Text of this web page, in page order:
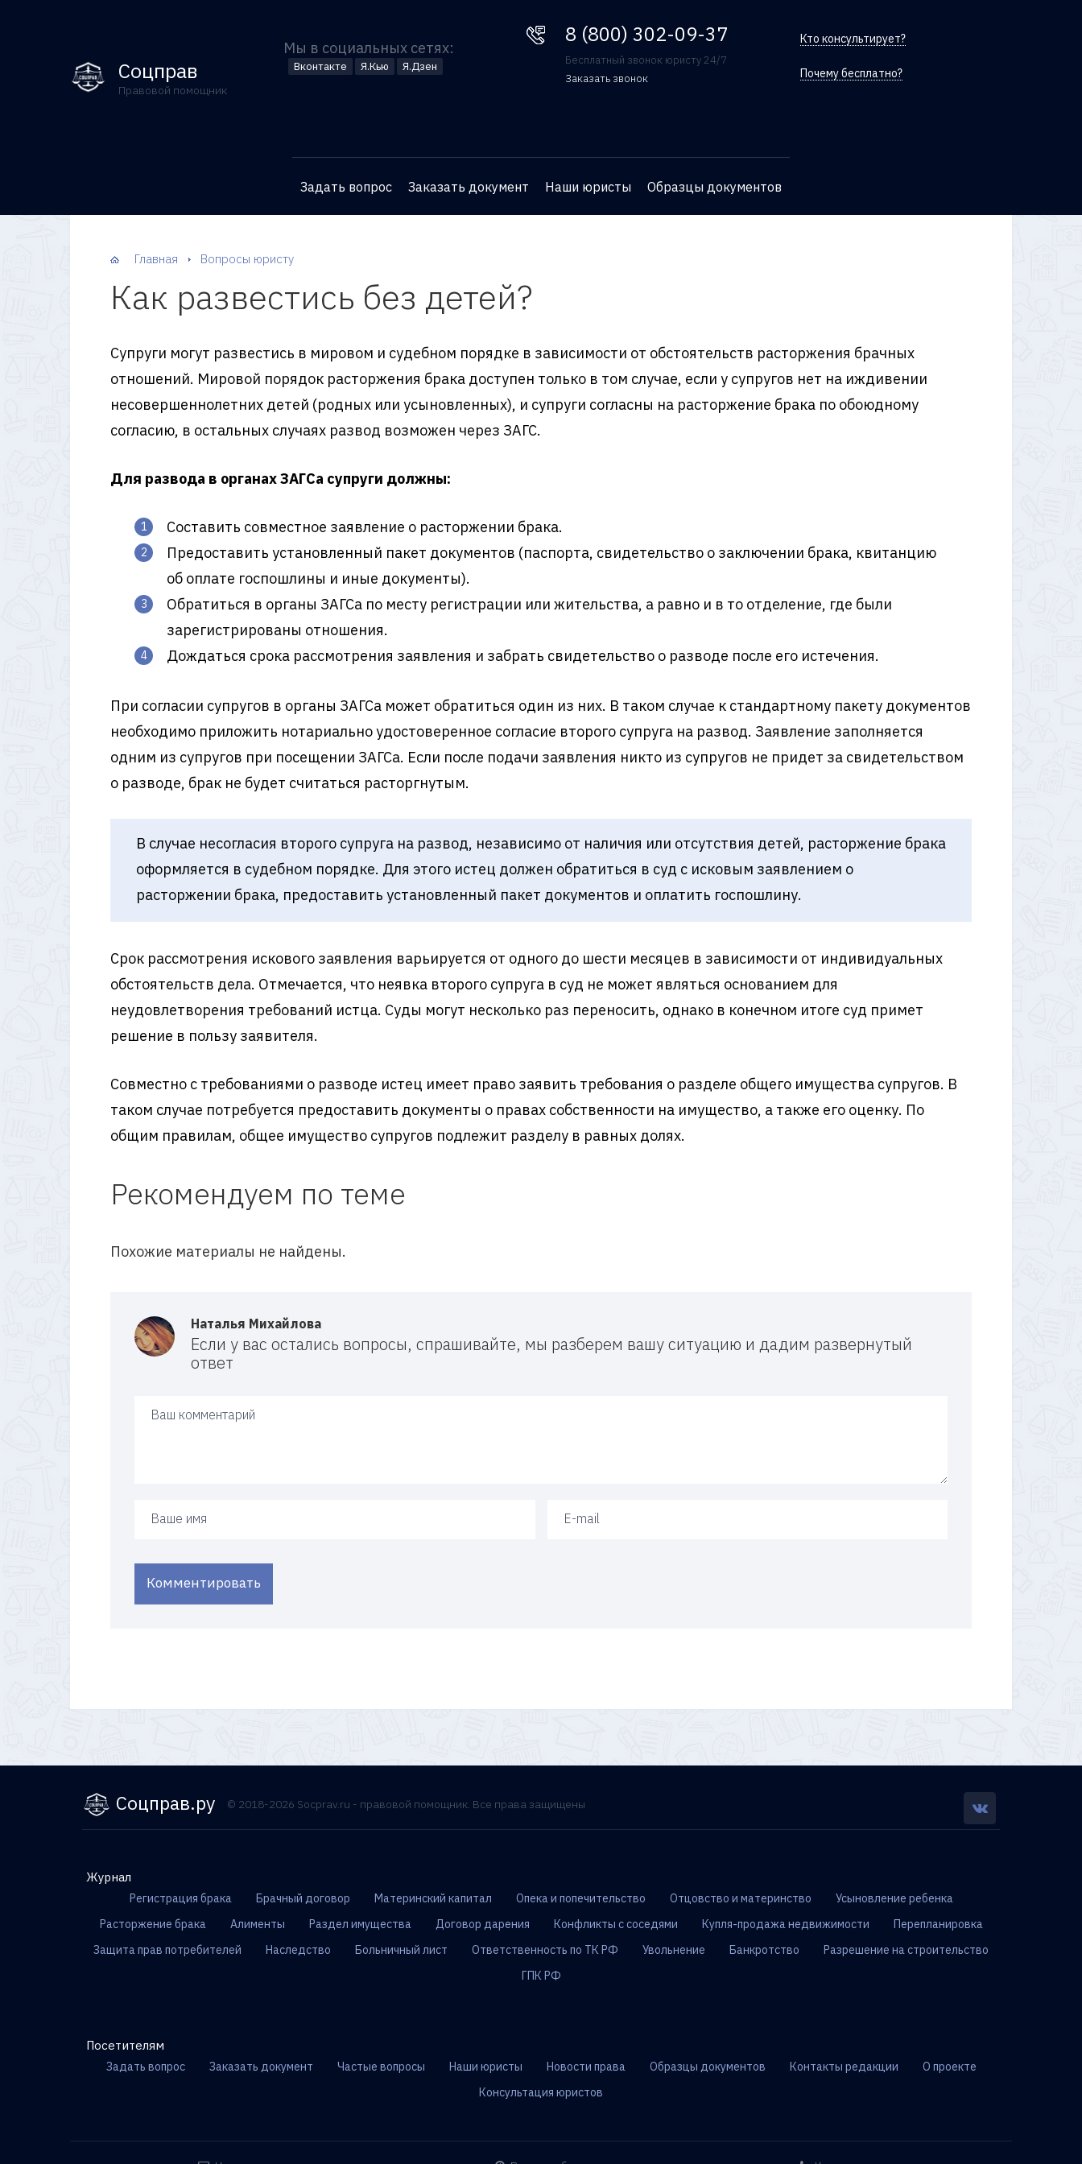
Соцправ
Правовой помощник
Мы в социальных сетях:
Вконтакте Я.Кью Я.Дзен
8 (800) 302-09-37
Бесплатный звонок юристу 24/7
Заказать звонок
и юрист перезвонит вам
консультации
Кто консультирует?
Почему бесплатно?
Задать вопрос Заказать документ Наши юристы Образцы документов
Главная Вопросы юристу
Как развестись без детей?
Супруги могут развестись в мировом и судебном порядке в зависимости от обстоятельств расторжения брачных
отношений. Мировой порядок расторжения брака доступен только в том случае, если у супругов нет на иждивении
несовершеннолетних детей (родных или усыновленных), и супруги согласны на расторжение брака по обоюдному
согласию, в остальных случаях развод возможен через ЗАГС.
Для развода в органах ЗАГСа супруги должны:
Составить совместное заявление о расторжении брака.
Предоставить установленный пакет документов (паспорта, свидетельство о заключении брака, квитанцию
об оплате госпошлины и иные документы).
Обратиться в органы ЗАГСа по месту регистрации или жительства, а равно и в то отделение, где были
зарегистрированы отношения.
Дождаться срока рассмотрения заявления и забрать свидетельство о разводе после его истечения.
При согласии супругов в органы ЗАГСа может обратиться один из них. В таком случае к стандартному пакету документов
необходимо приложить нотариально удостоверенное согласие второго супруга на развод. Заявление заполняется
одним из супругов при посещении ЗАГСа. Если после подачи заявления никто из супругов не придет за свидетельством
о разводе, брак не будет считаться расторгнутым.
В случае несогласия второго супруга на развод, независимо от наличия или отсутствия детей, расторжение брака
оформляется в судебном порядке. Для этого истец должен обратиться в суд с исковым заявлением о
расторжении брака, предоставить установленный пакет документов и оплатить госпошлину.
Срок рассмотрения искового заявления варьируется от одного до шести месяцев в зависимости от индивидуальных
обстоятельств дела. Отмечается, что неявка второго супруга в суд не может являться основанием для
неудовлетворения требований истца. Суды могут несколько раз переносить, однако в конечном итоге суд примет
решение в пользу заявителя.
Совместно с требованиями о разводе истец имеет право заявить требования о разделе общего имущества супругов. В
таком случае потребуется предоставить документы о правах собственности на имущество, а также его оценку. По
общим правилам, общее имущество супругов подлежит разделу в равных долях.
Рекомендуем по теме
Похожие материалы не найдены.
Наталья Михайлова
Если у вас остались вопросы, спрашивайте, мы разберем вашу ситуацию и дадим развернутый
ответ
Комментировать
Соцправ.ру © 2018-2026 Socprav.ru - правовой помощник. Все права защищены
Журнал
Регистрация брака Брачный договор Материнский капитал Опека и попечительство Отцовство и материнство
Усыновление ребенка
Расторжение брака
Алименты Раздел имущества Договор дарения Конфликты с соседями Купля-продажа недвижимости
Перепланировка
Защита прав потребителей
Наследство Больничный лист Ответственность по ТК РФ Увольнение Банкротство
Разрешение на строительство
ГПК РФ
Посетителям
Задать вопрос Заказать документ Частые вопросы Наши юристы Новости права Образцы документов Контакты редакции
О проекте
Консультация юристов